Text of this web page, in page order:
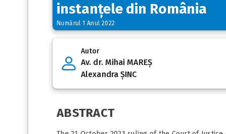
instanțele din România
Numărul 1 Anul 2022
Autor
Av. dr. Mihai MAREȘ
Alexandra ȘINC
ABSTRACT